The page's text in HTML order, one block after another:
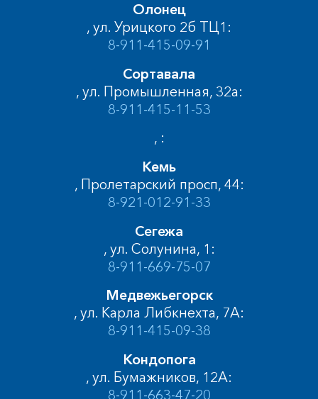
Олонец
, ул. Урицкого 2б ТЦ1:
8-911-415-09-91
Сортавала
, ул. Промышленная, 32а:
8-911-415-11-53
, :
Кемь
, Пролетарский просп, 44:
8-921-012-91-33
Сегежа
, ул. Солунина, 1:
8-911-669-75-07
Медвежьегорск
, ул. Карла Либкнехта, 7А:
8-911-415-09-38
Кондопога
, ул. Бумажников, 12А:
8-911-663-47-20